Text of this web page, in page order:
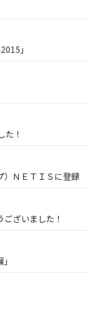
」
た！
）ＮＥＴＩＳに登録
ざいました！